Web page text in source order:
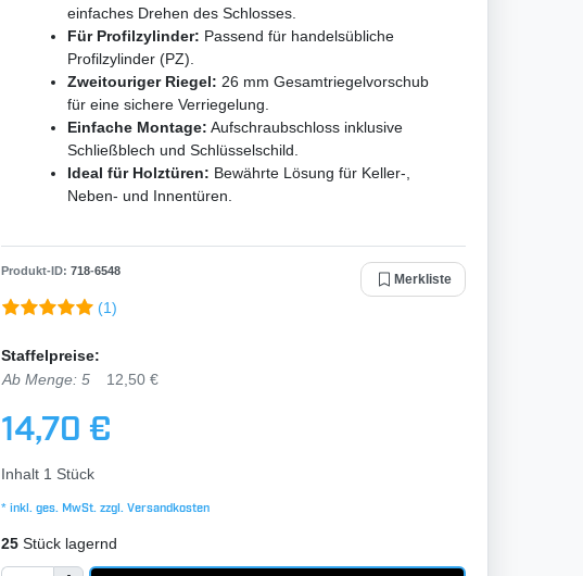
einfaches Drehen des Schlosses.
Für Profilzylinder: Passend für handelsübliche
Profilzylinder (PZ).
Zweitouriger Riegel: 26 mm Gesamtriegelvorschub
für eine sichere Verriegelung.
Einfache Montage: Aufschraubschloss inklusive
Schließblech und Schlüsselschild.
Ideal für Holztüren: Bewährte Lösung für Keller-,
Neben- und Innentüren.
Produkt-ID: 718-6548
Merkliste
(1)
Staffelpreise:
Ab Menge: 5
12,50 €
14,70 €
Inhalt 1 Stück
* inkl. ges. MwSt. zzgl. Versandkosten
25 Stück lagernd